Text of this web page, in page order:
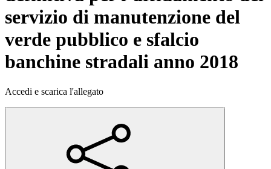
servizio di manutenzione del
verde pubblico e sfalcio
banchine stradali anno 2018
Accedi e scarica l'allegato